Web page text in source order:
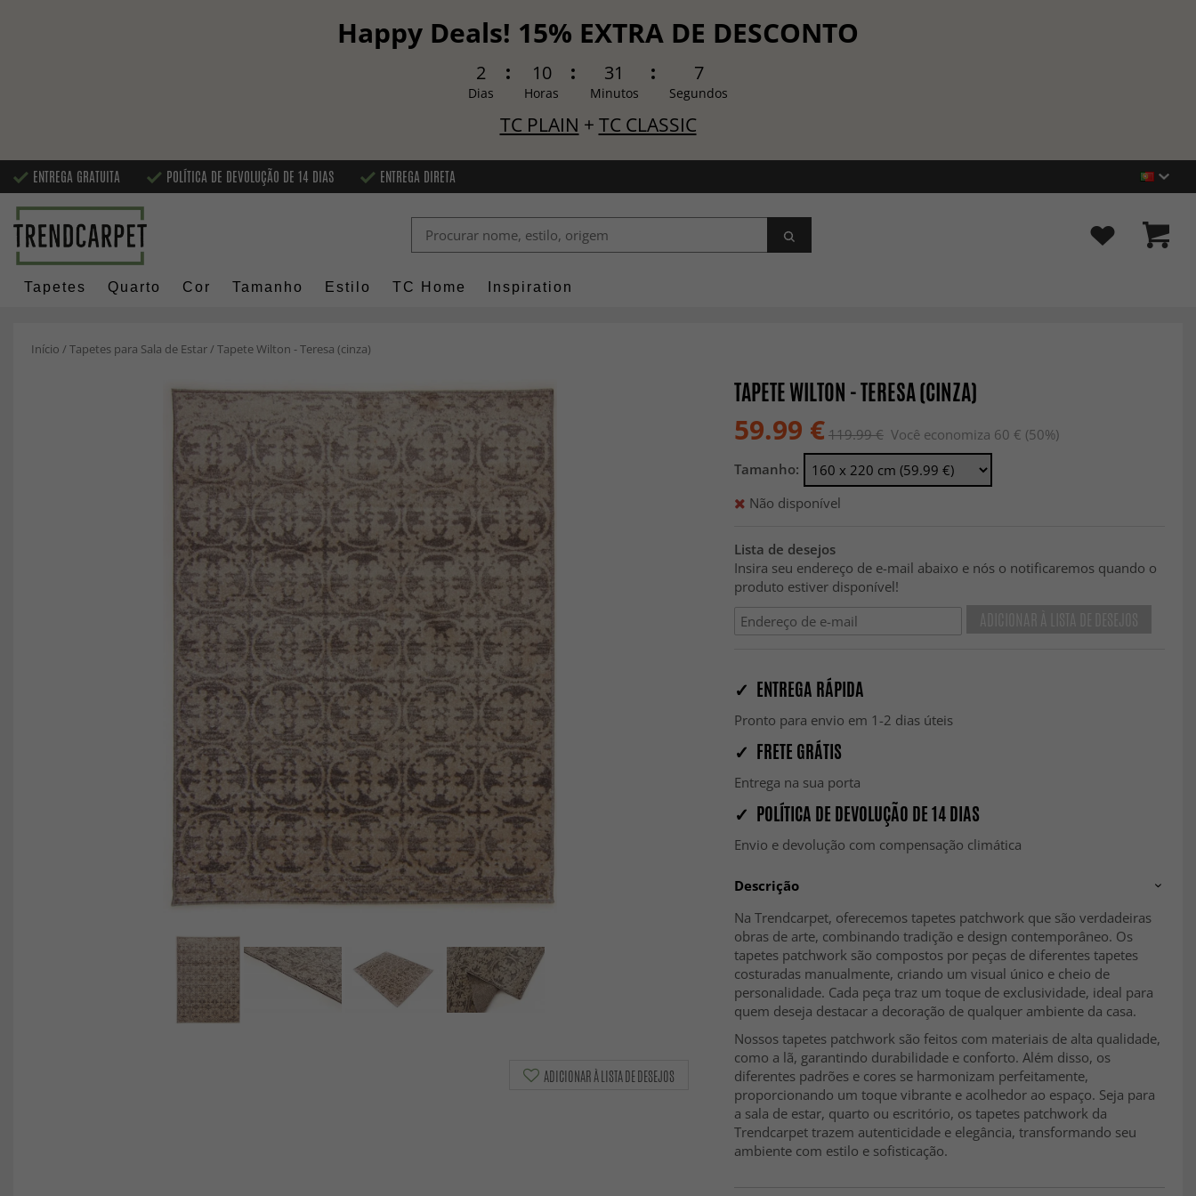
Happy Deals! 15% EXTRA DE DESCONTO
2
Dias
10
Horas
31
Minutos
5
Segundos
TC PLAIN + TC CLASSIC
ENTREGA GRATUITA POLÍTICA DE DEVOLUÇÃO DE 14 DIAS ENTREGA DIRETA
Tapetes Quarto Cor Tamanho Estilo TC Home Inspiration
Início /Tapetes para Sala de Estar/Tapete Wilton - Teresa (cinza)
TAPETE WILTON - TERESA (CINZA)
59.99 € 119.99 €Você economiza 60 € (50%)
Tamanho:
Não disponível
Lista de desejos
Insira seu endereço de e-mail abaixo e nós o notificaremos quando o
produto estiver disponível!
✓ ENTREGA RÁPIDA
Pronto para envio em 1-2 dias úteis
✓ FRETE GRÁTIS
Entrega na sua porta
✓ POLÍTICA DE DEVOLUÇÃO DE 14 DIAS
Envio e devolução com compensação climática
Descrição
Na Trendcarpet, oferecemos tapetes patchwork que são verdadeiras
obras de arte, combinando tradição e design contemporâneo. Os
tapetes patchwork são compostos por peças de diferentes tapetes
costuradas manualmente, criando um visual único e cheio de
personalidade. Cada peça traz um toque de exclusividade, ideal para
quem deseja destacar a decoração de qualquer ambiente da casa.
Nossos tapetes patchwork são feitos com materiais de alta qualidade,
como a lã, garantindo durabilidade e conforto. Além disso, os
diferentes padrões e cores se harmonizam perfeitamente,
proporcionando um toque vibrante e acolhedor ao espaço. Seja para
a sala de estar, quarto ou escritório, os tapetes patchwork da
Trendcarpet trazem autenticidade e elegância, transformando seu
ambiente com estilo e sofisticação.
ADICIONAR À LISTA DE DESEJOS